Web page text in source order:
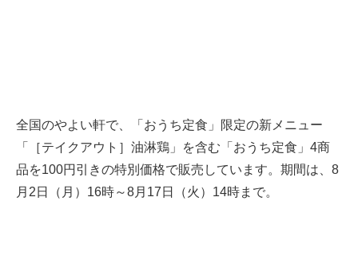
全国のやよい軒で、「おうち定食」限定の新メニュー
「［テイクアウト］油淋鶏」を含む「おうち定食」4商
品を100円引きの特別価格で販売しています。期間は、8
月2日（月）16時～8月17日（火）14時まで。